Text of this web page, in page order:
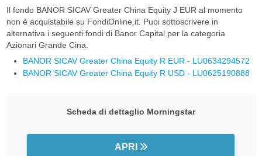
Il fondo BANOR SICAV Greater China Equity J EUR al momento
non è acquistabile su FondiOnline.it. Puoi sottoscrivere in
alternativa i seguenti fondi di Banor Capital per la categoria
Azionari Grande Cina.
BANOR SICAV Greater China Equity R EUR - LU0634294572
BANOR SICAV Greater China Equity R USD - LU0625190888
Scheda di dettaglio Morningstar
APRI